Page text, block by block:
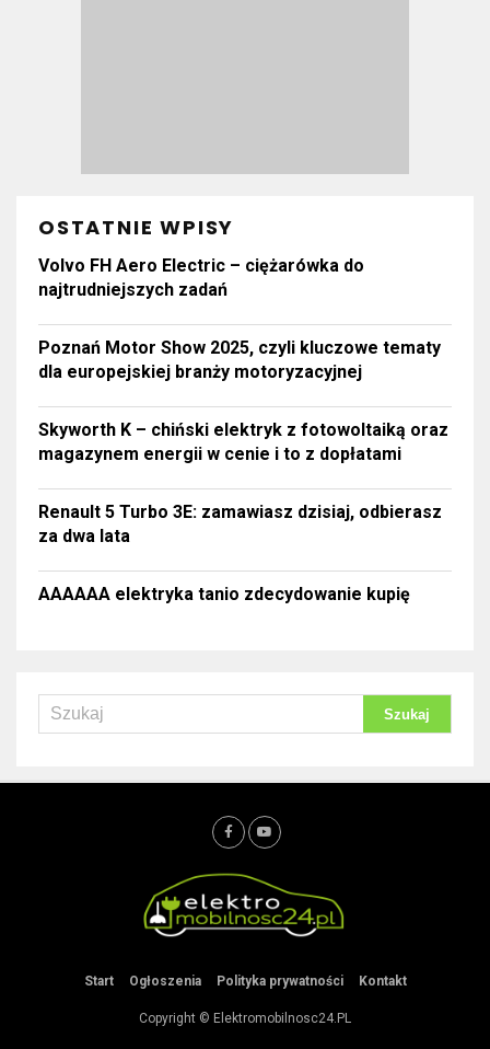
OSTATNIE WPISY
Volvo FH Aero Electric – ciężarówka do
najtrudniejszych zadań
Poznań Motor Show 2025, czyli kluczowe tematy
dla europejskiej branży motoryzacyjnej
Skyworth K – chiński elektryk z fotowoltaiką oraz
magazynem energii w cenie i to z dopłatami
Renault 5 Turbo 3E: zamawiasz dzisiaj, odbierasz
za dwa lata
AAAAAA elektryka tanio zdecydowanie kupię
Start Ogłoszenia Polityka prywatności Kontakt
Copyright © Elektromobilnosc24.PL